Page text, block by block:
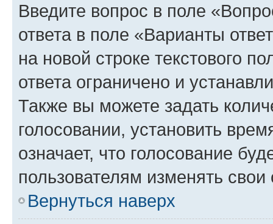
Введите вопрос в поле
ответа в поле «Варианты
на новой строке текстового
ответа ограничено и
Также вы можете задать
голосовании, установить
означает, что голосование
пользователям изменять свои
Вернуться наверх